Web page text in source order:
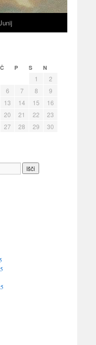
Č P S N
1
2
6 7 8
9
13 14 15
16
20 21 22
23
27 28 29
30